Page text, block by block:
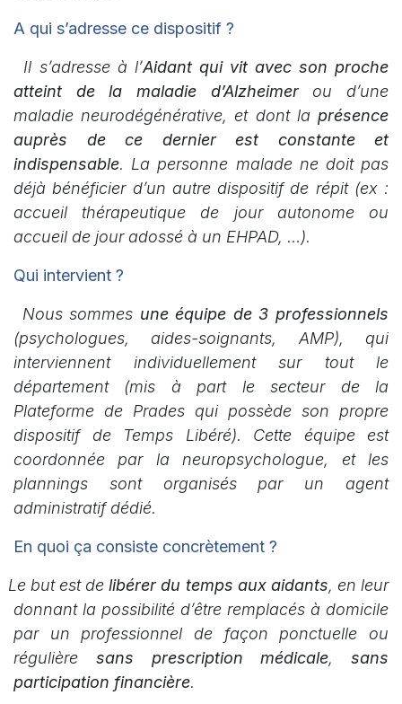
A qui s’adresse ce dispositif ?
Il s’adresse à l’Aidant qui vit avec son proche
atteint de la maladie d’Alzheimerou d’une
maladie neurodégénérative, et dont la présence
auprès de ce dernier est constante et
indispensable. La personne malade ne doit pas
déjà bénéficier d’un autre dispositif de répit (ex :
accueil thérapeutique de jour autonome ou
accueil de jour adossé à un EHPAD, …).
Qui intervient ?
Nous sommes une équipe de 3 professionnels
(psychologues, aides-soignants, AMP), qui
interviennent individuellement sur tout le
département (mis à part le secteur de la
Plateforme de Prades qui possède son propre
dispositif de Temps Libéré). Cette équipe est
coordonnée par la neuropsychologue, et les
plannings sont organisés par un agent
administratif dédié.
En quoi ça consiste concrètement ?
Le but est delibérer du temps aux aidants, en leur
donnant la possibilité d’être remplacés à domicile
par un professionnel de façon ponctuelle ou
régulière sans prescription médicale, sans
participation financière.